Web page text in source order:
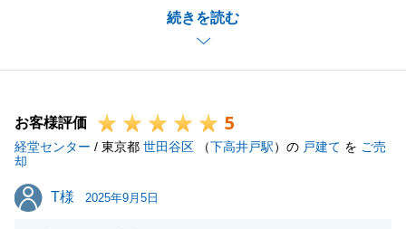
続きを読む
金の流れと日程を合わせるために多々なるご協力を頂
またご転居先についても、周辺の環境やお買い物の利
覧頂き、物件をお選び頂くポイントをご案内の中で詳
しくご説明させて頂きました。
いです。
お客様評価 5
経堂センター / 東京都 世田谷区 （下高井戸駅）の 戸建て を ご売
却
T様
T様 2025年9月5日